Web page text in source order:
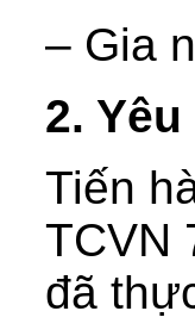
– Gia
2.
Tiến
TCVN
đã